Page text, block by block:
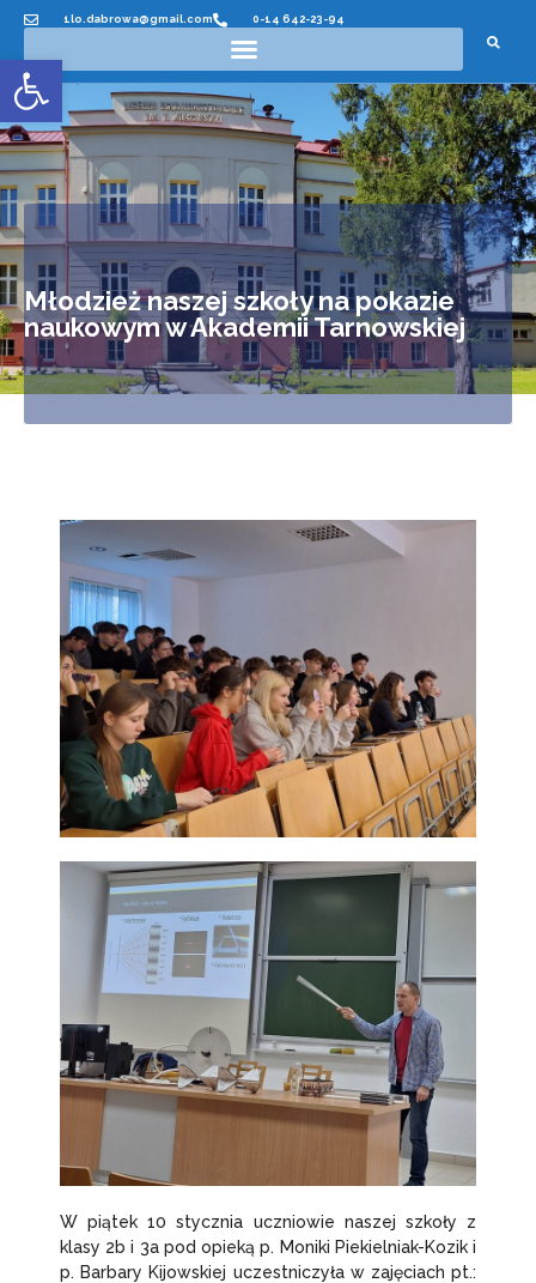
Otwórz pasek narzędzi
1lo.dabrowa@gmail.com 0-14 642-23-94
Młodzież naszej szkoły na pokazie
naukowym w Akademii Tarnowskiej
W piątek 10 stycznia uczniowie naszej szkoły z
klasy 2b i 3a pod opieką p. Moniki Piekielniak-Kozik i
p. Barbary Kijowskiej uczestniczyła w zajęciach pt.: